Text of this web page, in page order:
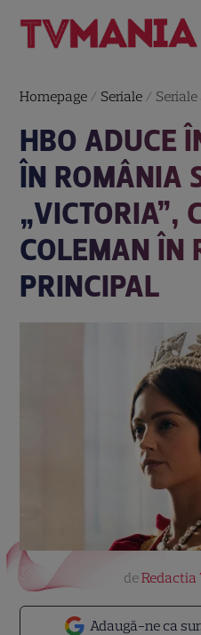
Homepage / Seriale /
HBO ADUCE
ÎN ROMÂNIA
„VICTORIA”,
COLEMAN ÎN
PRINCIPAL
Adaugă-ne ca
deRedactia